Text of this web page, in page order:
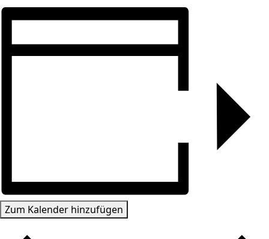
Zum Kalender hinzufügen